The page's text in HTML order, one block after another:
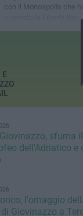
con il Monospolis che
sfuma il
dell'Adriatico e
l'omaggio
Giovinazzo a